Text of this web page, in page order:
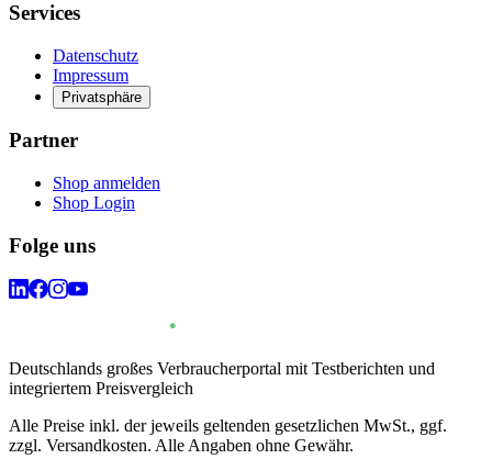
Services
Datenschutz
Impressum
Privatsphäre
Partner
Shop anmelden
Shop Login
Folge uns
Deutschlands großes Verbraucherportal mit Testberichten und
integriertem Preisvergleich
Alle Preise inkl. der jeweils geltenden gesetzlichen MwSt., ggf.
zzgl. Versandkosten. Alle Angaben ohne Gewähr.